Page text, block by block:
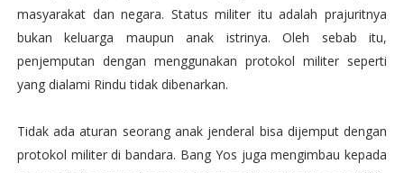
masyarakat dan negara. Status militer itu adalah prajuritnya
bukan keluarga maupun anak istrinya. Oleh sebab itu,
penjemputan dengan menggunakan protokol militer seperti
yang dialami Rindu tidak dibenarkan.
Tidak ada aturan seorang anak jenderal bisa dijemput dengan
protokol militer di bandara. Bang Yos juga mengimbau kepada